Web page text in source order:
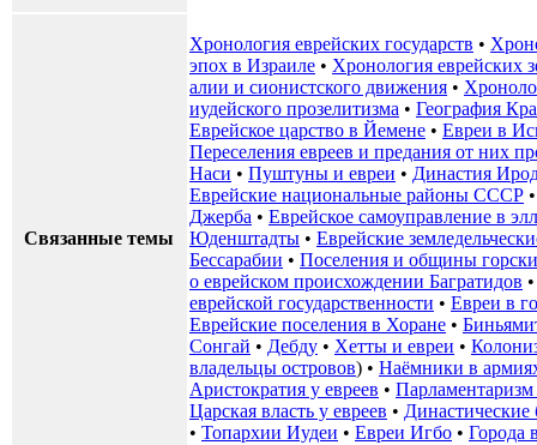
Связанные темы
Хронология еврейских государств •
эпох в Израиле • Хронология еврейских
алии и сионистского движения •
иудейского прозелитизма • География
Еврейское царство в Йемене • Евреи в
Переселения евреев и предания от них
Наси • Пуштуны и евреи • Династия
Еврейские национальные районы СССР
Джерба • Еврейское самоуправление в
Юденштадты • Еврейские
Бессарабии • Поселения и общины
о еврейском происхождении Багратидов
еврейской государственности • Евреи в
Еврейские поселения в Хоране •
Сонгай • Дебду • Хетты и евреи •
владельцы островов) • Наёмники в
Аристократия у евреев • Парламентаризм
Царская власть у евреев • Династические
• Топархии Иудеи • Евреи Игбо • Города